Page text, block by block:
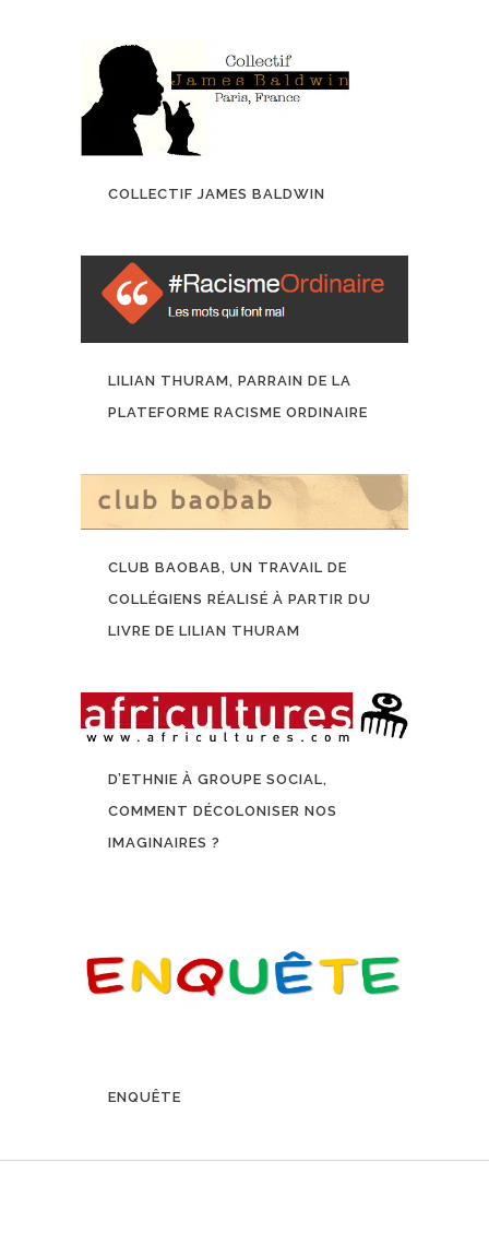
COLLECTIF JAMES BALDWIN
LILIAN THURAM, PARRAIN DE LA
PLATEFORME RACISME ORDINAIRE
CLUB BAOBAB, UN TRAVAIL DE
COLLÉGIENS RÉALISÉ À PARTIR DU
LIVRE DE LILIAN THURAM
D’ETHNIE À GROUPE SOCIAL,
COMMENT DÉCOLONISER NOS
IMAGINAIRES ?
ENQUÊTE